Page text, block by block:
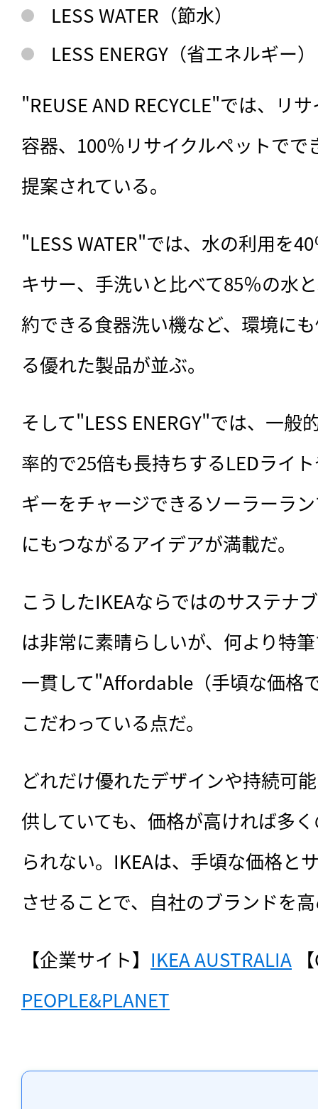
LESS WATER（節水）
LESS ENERGY（省エネルギー）
"REUSE AND RECYCLE"では、リ
容器、100％リサイクルペットで
提案されている。
"LESS WATER"では、水の利用を
キサー、手洗いと比べて85％の水
約できる食器洗い機など、環境に
る優れた製品が並ぶ。
そして"LESS ENERGY"では、一般
率的で25倍も長持ちするLEDライ
ギーをチャージできるソーラーラ
にもつながるアイデアが満載だ。
こうしたIKEAならではのサステナ
は非常に素晴らしいが、何より特
一貫して"Affordable（手頃な価格
こだわっている点だ。
どれだけ優れたデザインや持続可
供していても、価格が高ければ多
られない。IKEAは、手頃な価格と
させることで、自社のブランドを
【企業サイト】 IKEA AUSTRALIA
PEOPLE&PLANET